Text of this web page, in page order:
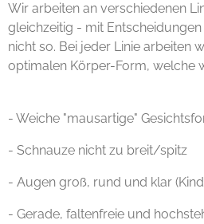
Wir arbeiten an verschiedenen
gleichzeitig - mit
nicht so. Bei jeder Linie arbeiten
optimalen Körper-Form, welche
- Weiche "mausartige"
- Schnauze nicht zu breit/spitz
- Augen groß, rund und klar
- Gerade, faltenfreie und